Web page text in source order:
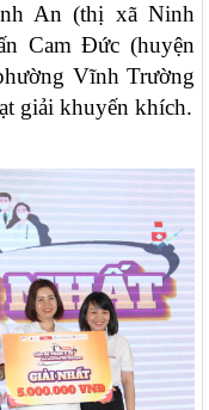
An (thị xã Ninh
Cam Đức (huyện
Vĩnh Trường
giải khuyến khích.